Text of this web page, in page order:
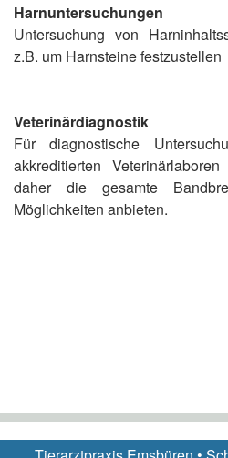
Harnuntersuchungen
Untersuchung von
z.B. um Harnsteine festzustellen
Veterinärdiagnostik
Für diagnostische
akkreditierten
daher die gesamte
Möglichkeiten anbieten.